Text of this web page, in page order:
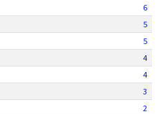
6
5
5
4
4
3
2